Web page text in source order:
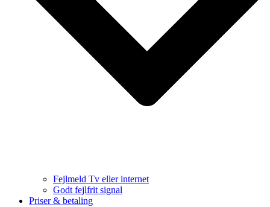
Fejlmeld Tv eller internet
Godt fejlfrit signal
Priser & betaling